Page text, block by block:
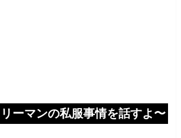
ーマンの私服事情を話すよ〜